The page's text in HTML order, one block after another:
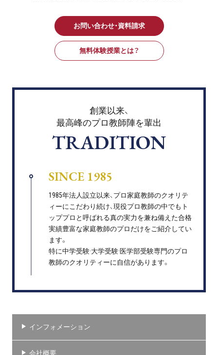
お問い合わせ・資料請求
無料体験授業とは？
創業以来、
最高峰のプロ教師陣を輩出
TRADITION
SINCE 1985
1985年法人設立以来、プロ家庭教師のクオリテ
ィーにこだわり続け、現役プロ教師の中でもト
ッププロと呼ばれる真の実力を兼ね備えた合格
実績豊富な家庭教師のプロだけをご紹介してい
ます。
特に中学受験·大学受験·医学部受験専門のプロ
教師のクオリティーに自信があります。
インフォメーション
会社概要